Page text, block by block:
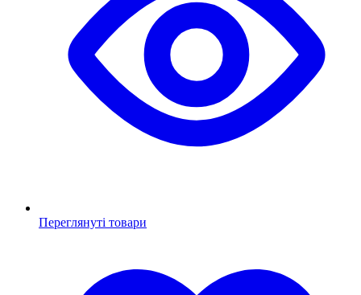
Переглянуті товари